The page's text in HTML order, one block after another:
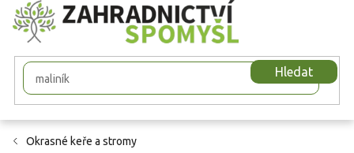
Přejít
na
obsah
Hledat
Okrasné keře a stromy